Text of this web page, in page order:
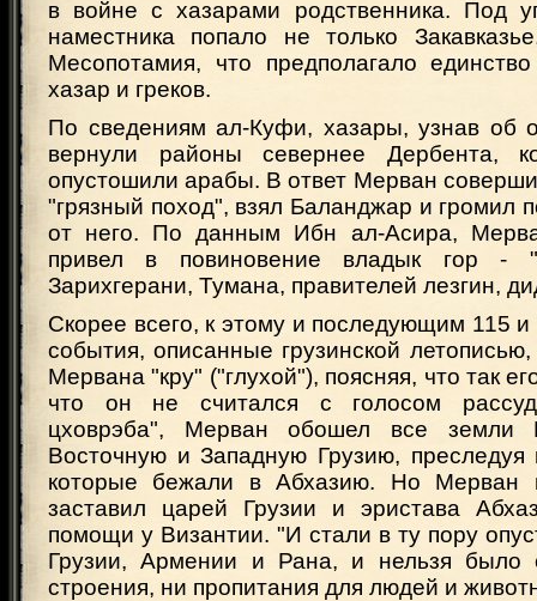
в войне с хазарами родственника. Под
наместника попало не только
Месопотамия, что предполагало
хазар и греков.
По сведениям ал-Куфи, хазары, узнав об
вернули районы севернее Дербента,
опустошили арабы. В ответ Мерван
"грязный поход", взял Баланджар и громил
от него. По данным Ибн ал-Асира,
привел в повиновение владык гор -
Зарихгерани, Тумана, правителей лезгин,
Скорее всего, к этому и последующим 115 и
события, описанные грузинской
Мервана "кру" ("глухой"), поясняя, что так
что он не считался с голосом
цховрэба", Мерван обошел все земли
Восточную и Западную Грузию, преследуя
которые бежали в Абхазию. Но Мерван
заставил царей Грузии и эристава
помощи у Византии. "И стали в ту пору
Грузии, Армении и Рана, и нельзя было
строения, ни пропитания для людей и